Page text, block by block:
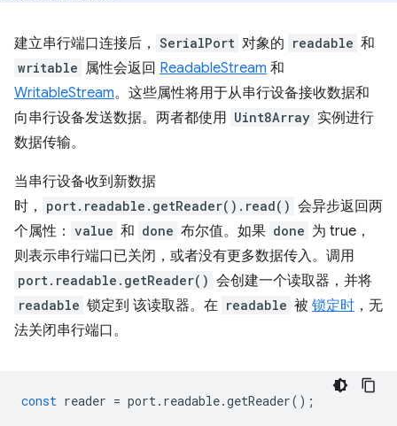
建立串行端口连接后， SerialPort 对象的 readable 和
writable 属性会返回 ReadableStream 和
WritableStream。这些属性将用于从串行设备接收数据和
向串行设备发送数据。两者都使用 Uint8Array 实例进行
数据传输。
当串行设备收到新数据
时，
port.readable.getReader().read() 会异步返回两
个属性： value 和 done 布尔值。如果 done 为 true，
则表示串行端口已关闭，或者没有更多数据传入。调用
port.readable.getReader() 会创建一个读取器，并将
readable 锁定到 该读取器。在 readable 被 锁定时 ，无
法关闭串行端口。
const reader = port. readable.getReader();